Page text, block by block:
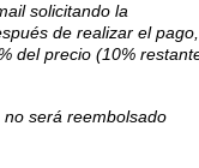
solicitando la
de realizar el pago,
del precio (10%
será reembolsado